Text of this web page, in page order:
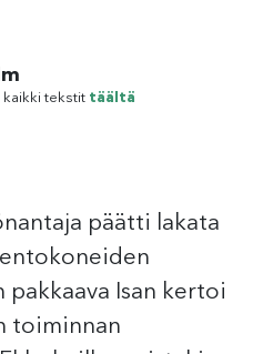
kaikki tekstit täältä
päätti lakata
Isan kertoi
toiminnan